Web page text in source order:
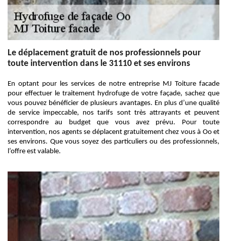
Le déplacement gratuit de nos professionnels pour
toute intervention dans le 31110 et ses environs
En optant pour les services de notre entreprise MJ Toiture facade
pour effectuer le traitement hydrofuge de votre façade, sachez que
vous pouvez bénéficier de plusieurs avantages. En plus d’une qualité
de service impeccable, nos tarifs sont très attrayants et peuvent
correspondre au budget que vous avez prévu. Pour toute
intervention, nos agents se déplacent gratuitement chez vous à Oo et
ses environs. Que vous soyez des particuliers ou des professionnels,
l’offre est valable.